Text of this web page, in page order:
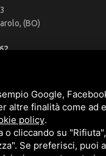
(BO)
-Sitemap
Google,
altre finalità come
policy.
cliccando su
Se preferisci,